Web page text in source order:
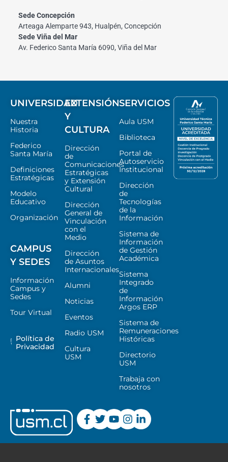
Sede Concepción
Arteaga Alemparte 943, Hualpén, Concepción
Sede Viña del Mar
Av. Federico Santa María 6090, Viña del Mar
UNIVERSIDAD
Nuestra
Historia
Federico
Santa María
Definiciones
Estratégicas
Modelo
Educativo
Organización
CAMPUS
Y SEDES
Información
Campus y
Sedes
Tour Virtual
Política de
Privacidad
EXTENSIÓN
Y
CULTURA
Dirección
de
Comunicaciones
Estratégicas
y Extensión
Cultural
Dirección
General de
Vinculación
con el
Medio
Dirección
de Asuntos
Internacionales
Alumni
Noticias
Eventos
Radio USM
Cultura
USM
SERVICIOS
Aula USM
Biblioteca
Portal de
Autoservicio
Institucional
Dirección
de
Tecnologías
de la
Información
Sistema de
Información
de Gestión
Académica
Sistema
Integrado
de
Información
Argos ERP
Sistema de
Remuneraciones
Históricas
Directorio
USM
Trabaja con
nosotros